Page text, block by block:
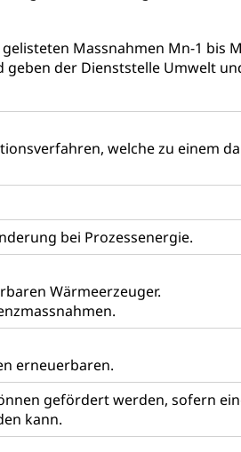
Massnahmen Mn-1 bis
der Dienststelle Umwelt
welche zu einem
bei Prozessenergie.
Wärmeerzeuger.
erneuerbaren.
gefördert werden, sofern
kann.
Sprengstoffe und Pyrotechnik
Verlust des Bürgerrechts,
Jugendliche (WAS Luzern)